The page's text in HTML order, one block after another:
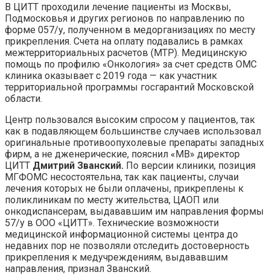
В ЦИТТ проходили лечение пациенты из Москвы,
Подмосковья и других регионов по направлению по
форме 057/у, полученном в медорганизациях по месту
прикрепления. Счета на оплату подавались в рамках
межтерриториальных расчетов (МТР). Медицинскую
помощь по профилю «Онкология» за счет средств ОМС
клиника оказывает с 2019 года — как участник
территориальной программы госгарантий Московской
области.
Центр пользовался высоким спросом у пациентов, так
как в подавляющем большинстве случаев использовал
оригинальные противоопухолевые препараты западных
фирм, а не дженерические, пояснил «МВ» директор
ЦИТТ Дмитрий Званский. По версии клиники, позиция
МГФОМС несостоятельна, так как пациенты, случаи
лечения которых не были оплачены, прикреплены к
поликлиникам по месту жительства, ЦАОП или
онкодиспансерам, выдававшим им направления формы
57/у в ООО «ЦИТТ». Технические возможности
медицинской информационной системы центра до
недавних пор не позволяли отследить достоверность
прикрепления к медучреждениям, выдававшим
направления, признал Званский.